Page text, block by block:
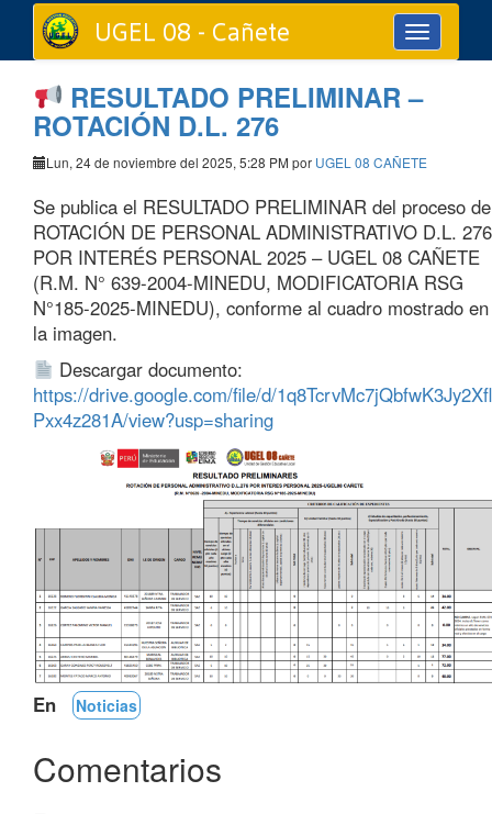
Toggle
navigation
UGEL 08 - Cañete
RESULTADO PRELIMINAR –
ROTACIÓN D.L. 276
Lun, 24 de noviembre del 2025, 5:28 PM por UGEL 08 CAÑETE
Se publica el RESULTADO PRELIMINAR del proceso de
ROTACIÓN DE PERSONAL ADMINISTRATIVO D.L. 276
POR INTERÉS PERSONAL 2025 – UGEL 08 CAÑETE
(R.M. N° 639-2004-MINEDU, MODIFICATORIA RSG
N°185-2025-MINEDU), conforme al cuadro mostrado en
la imagen.
Descargar documento:
https://drive.google.com/file/d/
Pxx4z281A/view?usp=sharing
En Noticias
Comentarios